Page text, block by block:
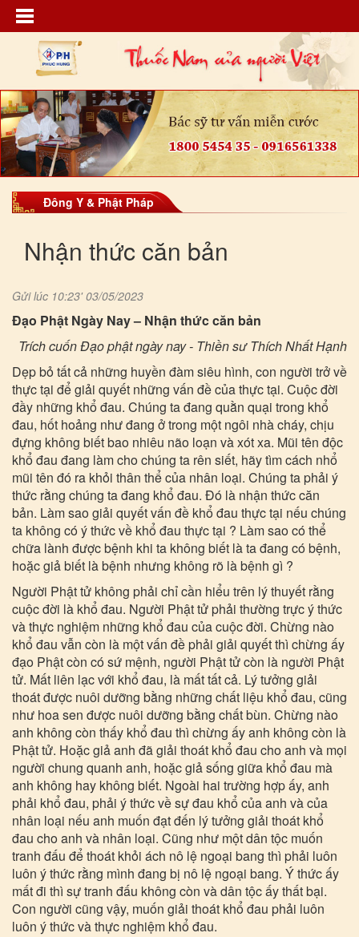
Đông Y & Phật Pháp
Nhận thức căn bản
Gửi lúc 10:23' 03/05/2023
Đạo Phật Ngày Nay – Nhận thức căn bản
Trích cuốn Đạo phật ngày nay - Thiền sư Thích Nhất Hạnh
Dẹp bỏ tất cả những huyền đàm siêu hình, con người trở về
thực tại để giải quyết những vấn đề của thực tại. Cuộc đời
đầy những khổ đau. Chúng ta đang quằn quại trong khổ
đau, hốt hoảng như đang ở trong một ngôi nhà cháy, chịu
đựng không biết bao nhiêu não loạn và xót xa. Mũi tên độc
khổ đau đang làm cho chúng ta rên siết, hãy tìm cách nhổ
mũi tên đó ra khỏi thân thể của nhân loại. Chúng ta phải ý
thức rằng chúng ta đang khổ đau. Đó là nhận thức căn
bản. Làm sao giải quyết vấn đề khổ đau thực tại nếu chúng
ta không có ý thức về khổ đau thực tại ? Làm sao có thể
chữa lành được bệnh khi ta không biết là ta đang có bệnh,
hoặc giả biết là bệnh nhưng không rõ là bệnh gì ?
Người Phật tử không phải chỉ cần hiểu trên lý thuyết rằng
cuộc đời là khổ đau. Người Phật tử phải thường trực ý thức
và thực nghiệm những khổ đau của cuộc đời. Chừng nào
khổ đau vẫn còn là một vấn đề phải giải quyết thì chừng ấy
đạo Phật còn có sứ mệnh, người Phật tử còn là người Phật
tử. Mất liên lạc với khổ đau, là mất tất cả. Lý tưởng giải
thoát được nuôi dưỡng bằng những chất liệu khổ đau, cũng
như hoa sen được nuôi dưỡng bằng chất bùn. Chừng nào
anh không còn thấy khổ đau thì chừng ấy anh không còn là
Phật tử. Hoặc giả anh đã giải thoát khổ đau cho anh và mọi
người chung quanh anh, hoặc giả sống giữa khổ đau mà
anh không hay không biết. Ngoài hai trường hợp ấy, anh
phải khổ đau, phải ý thức về sự đau khổ của anh và của
nhân loại nếu anh muốn đạt đến lý tưởng giải thoát khổ
đau cho anh và nhân loại. Cũng như một dân tộc muốn
tranh đấu để thoát khỏi ách nô lệ ngoại bang thì phải luôn
luôn ý thức rằng mình đang bị nô lệ ngoại bang. Ý thức ấy
mất đi thì sự tranh đấu không còn và dân tộc ấy thất bại.
Con người cũng vậy, muốn giải thoát khổ đau phải luôn
luôn ý thức và thực nghiệm khổ đau.